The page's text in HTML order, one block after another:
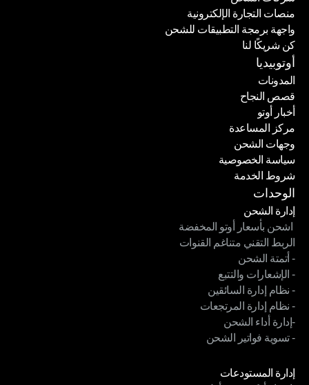
شركات الشحن
منصات التجارة الإلكترونية
منصات التجارة الإلكترونية
واجهة برمجة التطبيقات للشحن
واجهة برمجة التطبيقات للشحن
كن شريكًا لنا
كن شريكًا لنا
أوتوبيديا
المدونات
المدونات
قصص النجاح
قصص النجاح
أخبار أوتو
أخبار أوتو
مركز المساعدة
مركز المساعدة
وجهات الشحن
وجهات الشحن
سياسة الخصوصية
سياسة الخصوصية
شروط الخدمة
شروط الخدمة
الوحدات
إدارة الشحن
إدارة الشحن
اشحن بأسعار أوتو المخفضة
اشحن بأسعار أوتو المخفضة
الربط التقني متناغم القنوات
الربط التقني متناغم القنوات
- أتمتة الشحن
- أتمتة الشحن
- الإشعارات والتتبع
- الإشعارات والتتبع
- نظام إدارة السائقين
- نظام إدارة السائقين
- نظام إدارة المرتجعات
- نظام إدارة المرتجعات
-إدارة أداء الشحن
-إدارة أداء الشحن
- تسوية فواتير الشحن
إدارة المستودعات